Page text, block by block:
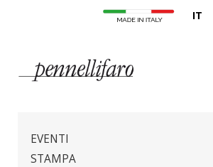
IT
PRODOTTI
INNOVAZIONE
EVENTI
STAMPA